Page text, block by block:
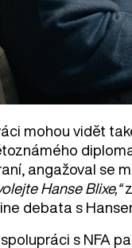
mohou vidět
angažoval se
Hanse Blixe,“
debata s
s NFA